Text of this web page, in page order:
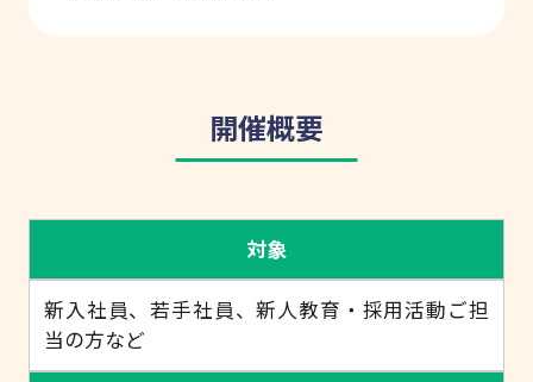
開催概要
対象
新入社員、若手社員、新人教育・採用活動ご担
当の方など